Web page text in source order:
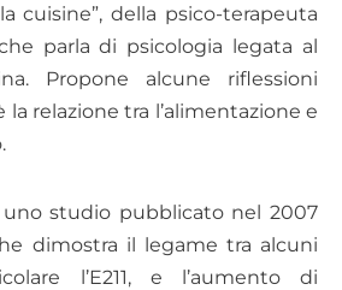
cuisine”, della psico-terapeuta
parla di psicologia legata al
Propone alcune riflessioni
la relazione tra l’alimentazione e
uno studio pubblicato nel 2007
dimostra il legame tra alcuni
l’E211, e l’aumento di